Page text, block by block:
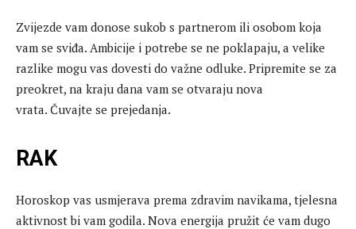
Zvijezde vam donose sukob s partnerom ili osobom koja
vam se sviđa. Ambicije i potrebe se ne poklapaju, a velike
razlike mogu vas dovesti do važne odluke. Pripremite se za
preokret, na kraju dana vam se otvaraju nova
vrata. Čuvajte se prejedanja.
RAK
Horoskop vas usmjerava prema zdravim navikama, tjelesna
aktivnost bi vam godila. Nova energija pružit će vam dugo